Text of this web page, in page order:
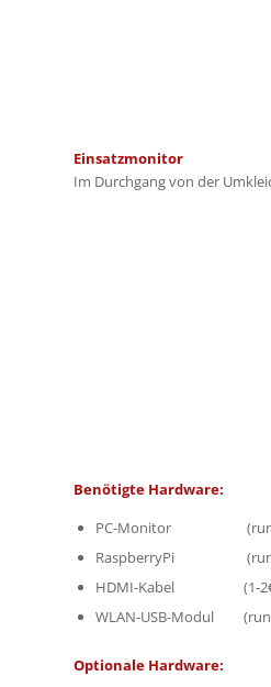
Einsatzmonitor
Im Durchgang von der
Benötigte Hardware:
PC-Monitor (rund
RaspberryPi (rund
HDMI-Kabel (1-
WLAN-USB-Modul (rund
Optionale Hardware: